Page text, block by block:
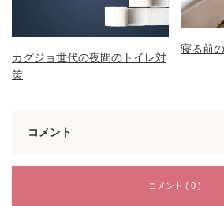
カグジョ世代の夜間のトイレ対
策
寝る前
コメント
コメント ( 0 )